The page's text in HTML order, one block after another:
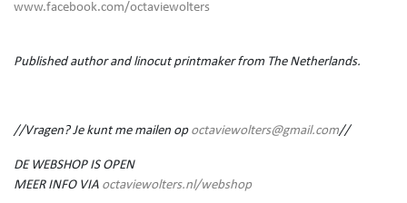
www.facebook.com/octaviewolters
Published author and linocut printmaker from The Netherlands.
//Vragen? Je kunt me mailen op octaviewolters@gmail.com//
DE WEBSHOP IS OPEN
MEER INFO VIA octaviewolters.nl/webshop